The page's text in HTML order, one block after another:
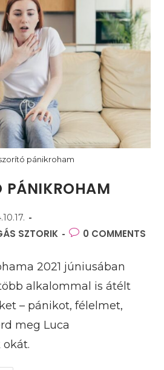
pánikroham
PÁNIKROHAM
SZTORIK
Post0 COMMENTS
2021 júniusában
alkalommal is átélt
– pánikot, félelmet,
meg Luca